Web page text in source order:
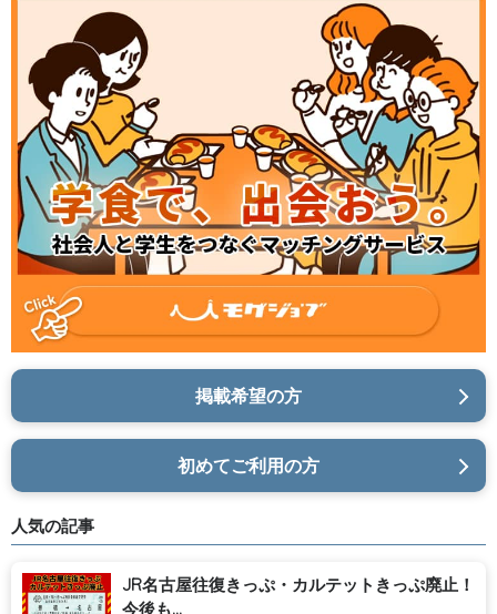
掲載希望の方
初めてご利用の方
人気の記事
JR名古屋往復きっぷ・カルテットきっぷ廃止！
今後も...